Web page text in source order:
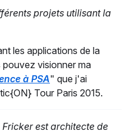
projets utilisant la
les applications de la
visionner ma
à PSA" que j'ai
Tour Paris 2015.
est architecte de